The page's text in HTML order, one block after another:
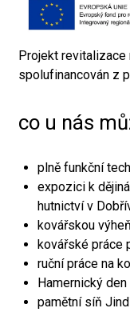
Projekt revitalizace
spolufinancován z
co u nás
plně funkční
expozici k
hutnictví v
kovářskou
kovářské práce
ruční práce na
Hamernický den
pamětní síň